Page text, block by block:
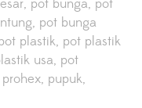
pot bunga pot
pot bunga
plastik pot plastik
usa pot
prohex pupuk